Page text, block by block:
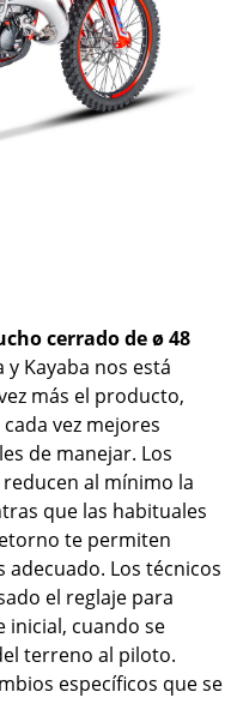
cerrado de ø 48
Kayaba nos está
más el producto,
vez mejores
de manejar. Los
al mínimo la
que las habituales
te permiten
Los técnicos
el reglaje para
inicial, cuando se
terreno al piloto.
específicos que se